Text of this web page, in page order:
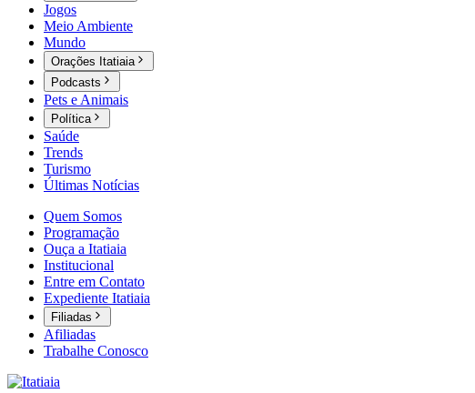
Jogos
Meio Ambiente
Mundo
Orações Itatiaia
Podcasts
Pets e Animais
Política
Saúde
Trends
Turismo
Últimas Notícias
Quem Somos
Programação
Ouça a Itatiaia
Institucional
Entre em Contato
Expediente Itatiaia
Filiadas
Afiliadas
Trabalhe Conosco